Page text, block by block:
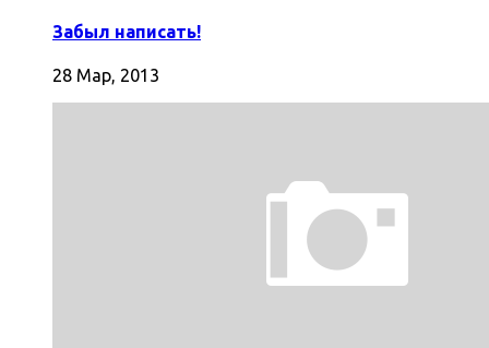
Забыл написать!
28 Мар, 2013